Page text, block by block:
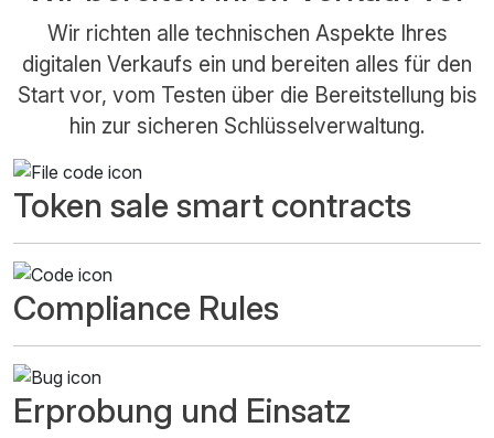
Wir richten alle technischen Aspekte Ihres
digitalen Verkaufs ein und bereiten alles für den
Start vor, vom Testen über die Bereitstellung bis
hin zur sicheren Schlüsselverwaltung.
Token sale smart contracts
Compliance Rules
Erprobung und Einsatz